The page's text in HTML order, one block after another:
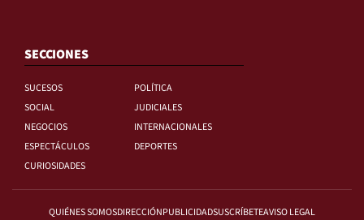
SECCIONES
SUCESOS
POLÍTICA
SOCIAL
JUDICIALES
NEGOCIOS
INTERNACIONALES
ESPECTÁCULOS
DEPORTES
CURIOSIDADES
QUIÉNES SOMOSDIRECCIÓNPUBLICIDADSUSCRÍBETEAVISO LEGAL